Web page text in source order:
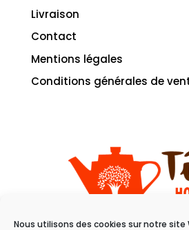
Nous utilisons des cookies sur notre site
Livraison
Contact
Mentions légales
Conditions générales de